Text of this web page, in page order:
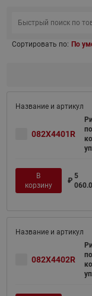
Сортировать по: По
082X4401R
В
корзину
₽
5
082X4402R